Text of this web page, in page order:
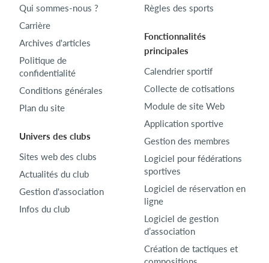
Qui sommes-nous ?
Carrière
Archives d'articles
Politique de
confidentialité
Conditions générales
Plan du site
Univers des clubs
Sites web des clubs
Actualités du club
Gestion d'association
Infos du club
Règles des sports
Fonctionnalités
principales
Calendrier sportif
Collecte de cotisations
Module de site Web
Application sportive
Gestion des membres
Logiciel pour fédérations
sportives
Logiciel de réservation en
ligne
Logiciel de gestion
d’association
Création de tactiques et